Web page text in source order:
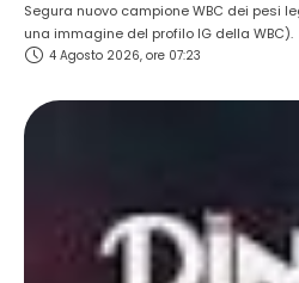
Segura nuovo campione WBC dei pesi
una immagine del profilo IG della
Hotels di Las Vegas, il trentenne
4 Agosto 2026, ore 07:23